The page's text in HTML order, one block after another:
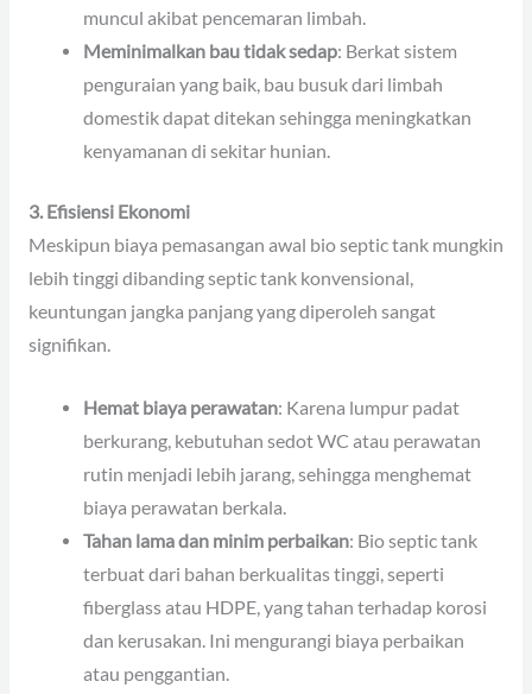
muncul akibat pencemaran limbah.
Meminimalkan bau tidak sedap: Berkat sistem
penguraian yang baik, bau busuk dari limbah
domestik dapat ditekan sehingga meningkatkan
kenyamanan di sekitar hunian.
3. Efisiensi Ekonomi
Meskipun biaya pemasangan awal bio septic tank mungkin
lebih tinggi dibanding septic tank konvensional,
keuntungan jangka panjang yang diperoleh sangat
signifikan.
Hemat biaya perawatan: Karena lumpur padat
berkurang, kebutuhan sedot WC atau perawatan
rutin menjadi lebih jarang, sehingga menghemat
biaya perawatan berkala.
Tahan lama dan minim perbaikan: Bio septic tank
terbuat dari bahan berkualitas tinggi, seperti
fiberglass atau HDPE, yang tahan terhadap korosi
dan kerusakan. Ini mengurangi biaya perbaikan
atau penggantian.